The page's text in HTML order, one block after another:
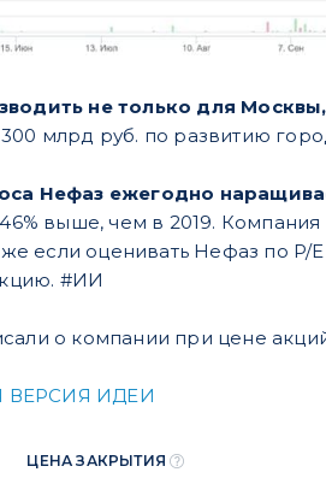
не только для
млрд руб. по развитию
Нефаз ежегодно
выше, чем в 2019.
если оценивать Нефаз по
#ИИ
о компании при цене
ИДЕИ
ЦЕНА ЗАКРЫТИЯ